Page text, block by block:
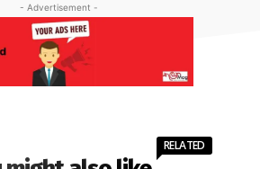
- Advertisement -
RELATED